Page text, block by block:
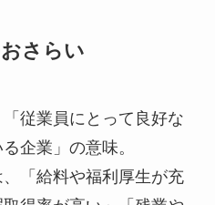
さらい
従業員にとって良好な
企業」の意味。
「給料や福利厚生が充